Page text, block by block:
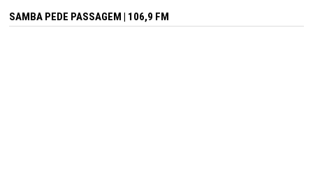
SAMBA PEDE PASSAGEM | 106,9 FM